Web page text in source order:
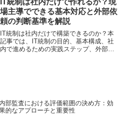
て、公認会計士の経験を基に分かりやす
く解説しています。
IT統制は社内だけで作れるか？現
場主導でできる基本対応と外部依
頼の判断基準を解説
IT統制は社内だけで構築できるのか？本
記事では、IT統制の目的、基本構成、社
内で進めるための実践ステップ、外部専
内部監査における評価範囲の決め方：効
的なアプローチと重要性